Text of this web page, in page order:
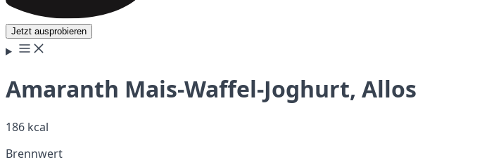
Jetzt ausprobieren
Amaranth Mais-Waffel-Joghurt, Allos
186 kcal
Brennwert